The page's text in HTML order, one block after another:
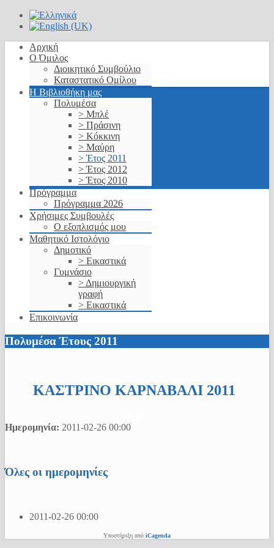
Αρχική
Ο Όμιλος
Διοικητικό Συμβούλιο
Καταστατικό Ομίλου
Η Βιβλιοθήκη μας
Πολυμέσα
> Μπλέ
> Πράσινη
> Κόκκινη
> Μαύρη
> Έτος 2011
> Έτος 2012
> Έτος 2010
Πρόγραμμα
Πρόγραμμα 2026
Χρήσιμες Συμβουλές
Ο εξοπλισμός μου
Μαθητικό Ιστολόγιο
Δημοτικό
> Εικαστικά
Γυμνάσιο
> Δημιουργική
γραφή
> Εικαστικά
Επικοινωνία
Πολυμέσα Έτους 2011
ΚΑΣΤΡΙΝΟ ΚΑΡΝΑΒΑΛΙ 2011
Ημερομηνία: 2011-02-26 00:00
Όλες οι ημερομηνίες
2011-02-26 00:00
Υποστήριξη από iCagenda